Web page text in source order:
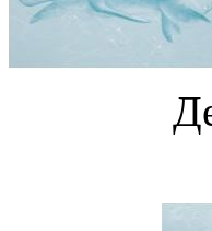
Декор